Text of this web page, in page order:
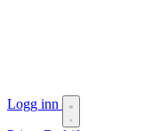
Logg inn